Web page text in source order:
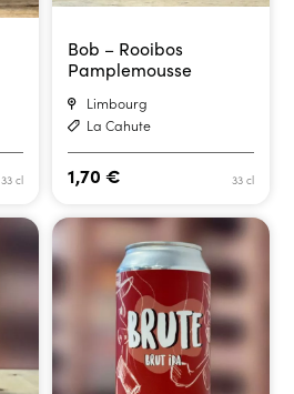
33 cl
Bob – Rooibos
Pamplemousse
Limbourg
La Cahute
33 cl
1,70 €